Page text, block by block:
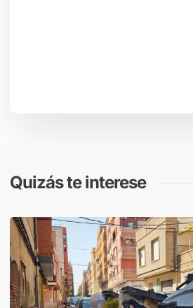
Quizás te interese